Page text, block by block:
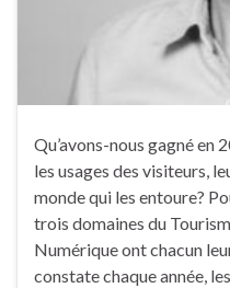
Qu’avons-nous gagné en
les usages des visiteurs,
monde qui les entoure?
trois domaines du
Numérique ont chacun
constate chaque année,